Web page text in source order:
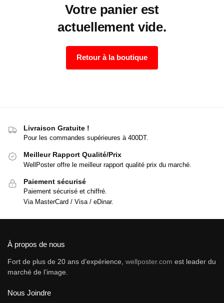
Votre panier est
actuellement vide.
Retour à la boutique
Livraison Gratuite !
Pour les commandes supérieures à 400DT.
Meilleur Rapport Qualité/Prix
WellPoster offre le meilleur rapport qualité prix du marché.
Paiement sécurisé
Paiement sécurisé et chiffré.
Via MasterCard / Visa / eDinar.
À propos de nous
Fort de plus de 20 ans d’expérience, wellposter.com est leader du
marché de l’image.
Nous Joindre